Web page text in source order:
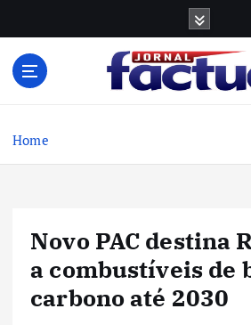
Home
Novo PAC destina
a combustíveis de
carbono até 2030